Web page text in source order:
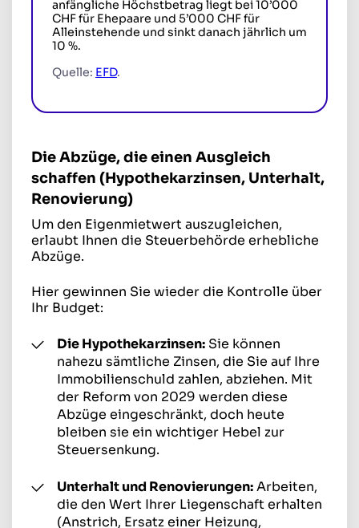
anfängliche Höchstbetrag liegt bei 10’000
CHF für Ehepaare und 5’000 CHF für
Alleinstehende und sinkt danach jährlich um
10 %.
Quelle: EFD.
Die Abzüge, die einen Ausgleich
schaffen (Hypothekarzinsen, Unterhalt,
Renovierung)
Um den Eigenmietwert auszugleichen,
erlaubt Ihnen die Steuerbehörde erhebliche
Abzüge.
Hier gewinnen Sie wieder die Kontrolle über
Ihr Budget:
Die Hypothekarzinsen: Sie können
nahezu sämtliche Zinsen, die Sie auf Ihre
Immobilienschuld zahlen, abziehen. Mit
der Reform von 2029 werden diese
Abzüge eingeschränkt, doch heute
bleiben sie ein wichtiger Hebel zur
Steuersenkung.
Unterhalt und Renovierungen:Arbeiten,
die den Wert Ihrer Liegenschaft erhalten
(Anstrich, Ersatz einer Heizung,